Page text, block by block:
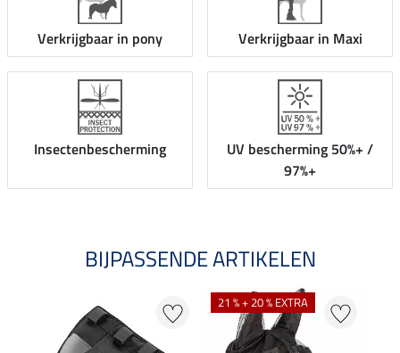
Verkrijgbaar in pony Verkrijgbaar in Maxi
Insectenbescherming
UV bescherming 50%+ /
97%+
BIJPASSENDE ARTIKELEN
21 % + 20 % EXTRA